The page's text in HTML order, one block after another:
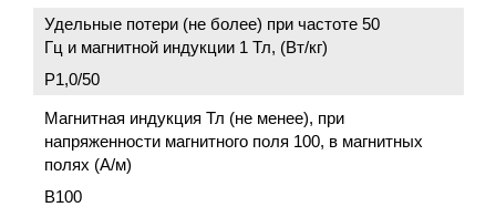
Удельные потери (не более) при частоте 50
Гц и магнитной индукции 1 Тл, (Вт/кг)
P1,0/50
Магнитная индукция Тл (не менее), при
напряженности магнитного поля 100, в магнитных
полях (А/м)
B100